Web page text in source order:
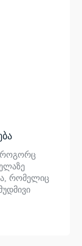
როგორც
რომელიც